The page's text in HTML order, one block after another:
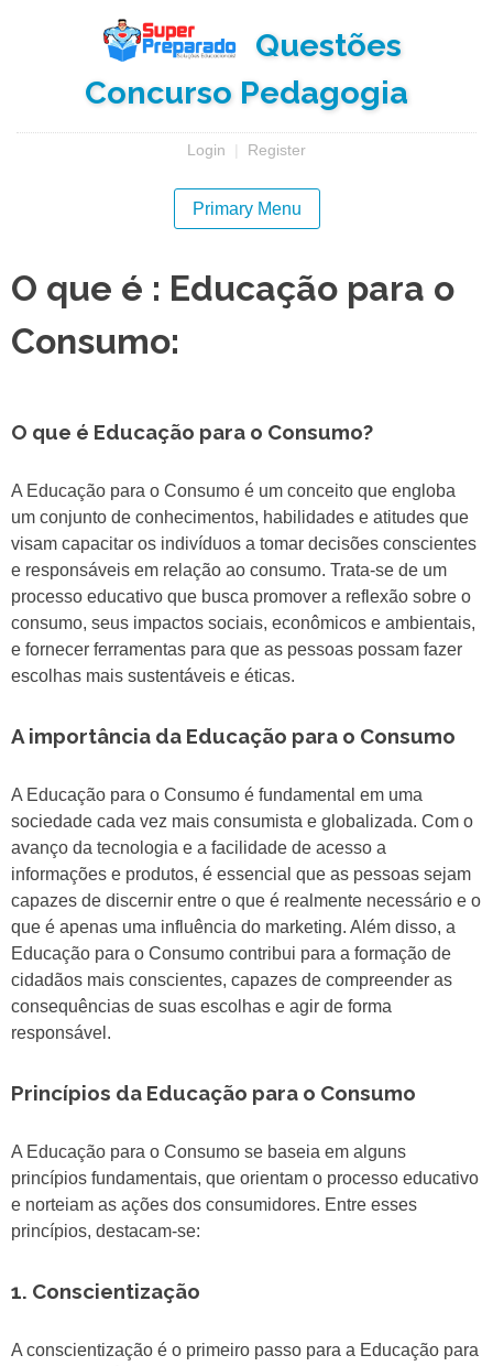
Questões
Concurso Pedagogia
Login | Register
Primary Menu
O que é : Educação para o
Consumo:
O que é Educação para o Consumo?
A Educação para o Consumo é um conceito que engloba
um conjunto de conhecimentos, habilidades e atitudes que
visam capacitar os indivíduos a tomar decisões conscientes
e responsáveis em relação ao consumo. Trata-se de um
processo educativo que busca promover a reflexão sobre o
consumo, seus impactos sociais, econômicos e ambientais,
e fornecer ferramentas para que as pessoas possam fazer
escolhas mais sustentáveis e éticas.
A importância da Educação para o Consumo
A Educação para o Consumo é fundamental em uma
sociedade cada vez mais consumista e globalizada. Com o
avanço da tecnologia e a facilidade de acesso a
informações e produtos, é essencial que as pessoas sejam
capazes de discernir entre o que é realmente necessário e o
que é apenas uma influência do marketing. Além disso, a
Educação para o Consumo contribui para a formação de
cidadãos mais conscientes, capazes de compreender as
consequências de suas escolhas e agir de forma
responsável.
Princípios da Educação para o Consumo
A Educação para o Consumo se baseia em alguns
princípios fundamentais, que orientam o processo educativo
e norteiam as ações dos consumidores. Entre esses
princípios, destacam-se:
1. Conscientização
A conscientização é o primeiro passo para a Educação para